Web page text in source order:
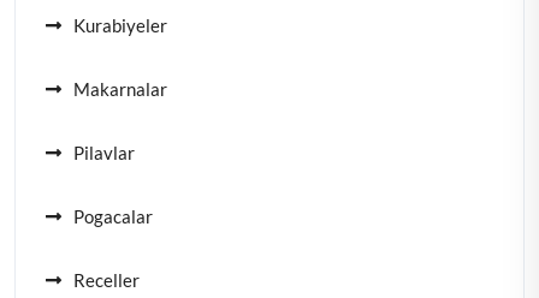
Kurabiyeler
Makarnalar
Pilavlar
Pogacalar
Receller